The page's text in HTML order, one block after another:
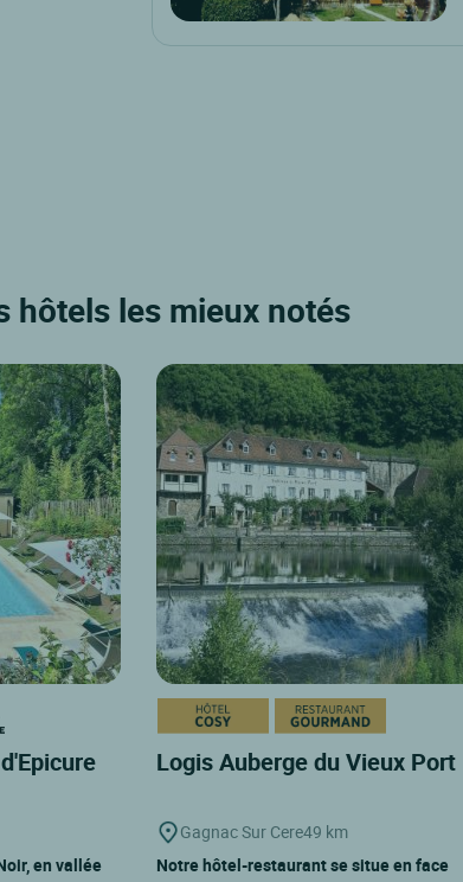
hôtels les mieux notés
en vallée
Logis Auberge du Vieux Port
Gagnac Sur Cere49 km
Notre hôtel-restaurant se situe en face